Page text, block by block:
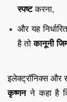
स्पष्टकरना,
और यह
है तोकानूनी
इलेक्ट्रॉनिक्स और
कृष्णनने कहा है